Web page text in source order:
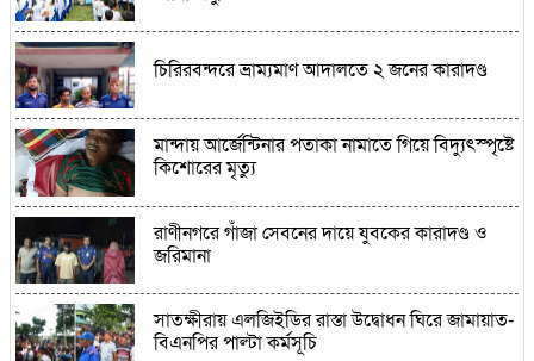
চিরিরবন্দরে ভ্রাম্যমাণ আদালতে ২ জনের কারাদণ্ড
মান্দায় আর্জেন্টিনার পতাকা নামাতে গিয়ে বিদ্যুৎস্পৃষ্টে
কিশোরের মৃত্যু
রাণীনগরে গাঁজা সেবনের দায়ে যুবকের কারাদণ্ড ও
জরিমানা
সাতক্ষীরায় এলজিইডির রাস্তা উদ্বোধন ঘিরে জামায়াত-
বিএনপির পাল্টা কর্মসূচি